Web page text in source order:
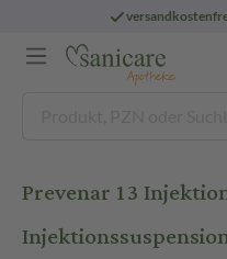
Prevenar 13